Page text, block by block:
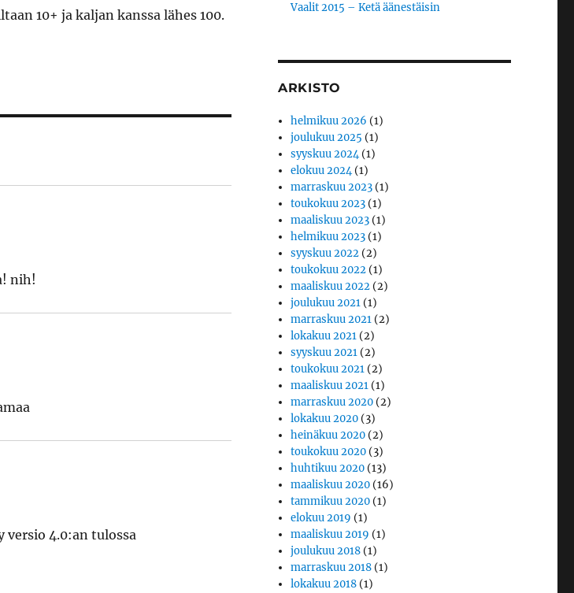
10+ ja kaljan kanssa lähes 100.
nih!
versio 4.0:an tulossa
Vaalit 2015 – Ketä äänestäisin
ARKISTO
helmikuu 2026 (1)
joulukuu 2025 (1)
syyskuu 2024(1)
elokuu 2024(1)
marraskuu 2023 (1)
toukokuu 2023 (1)
maaliskuu 2023 (1)
helmikuu 2023 (1)
syyskuu 2022 (2)
toukokuu 2022 (1)
maaliskuu 2022 (2)
joulukuu 2021 (1)
marraskuu 2021 (2)
lokakuu 2021 (2)
syyskuu 2021 (2)
toukokuu 2021 (2)
maaliskuu 2021 (1)
marraskuu 2020 (2)
lokakuu 2020 (3)
heinäkuu 2020 (2)
toukokuu 2020 (3)
huhtikuu 2020 (13)
maaliskuu 2020 (16)
tammikuu 2020 (1)
elokuu 2019 (1)
maaliskuu 2019 (1)
joulukuu 2018 (1)
marraskuu 2018 (1)
lokakuu 2018 (1)